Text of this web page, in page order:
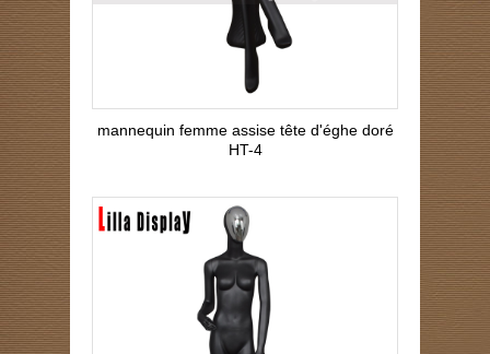
mannequin femme assise tête d'éghe doré
HT-4